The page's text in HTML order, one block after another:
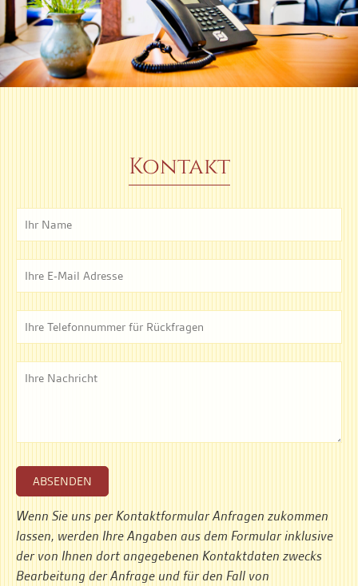
Kontakt
ABSENDEN
Wenn Sie uns per Kontaktformular Anfragen zukommen
lassen, werden Ihre Angaben aus dem Formular inklusive
der von Ihnen dort angegebenen Kontaktdaten zwecks
Bearbeitung der Anfrage und für den Fall von